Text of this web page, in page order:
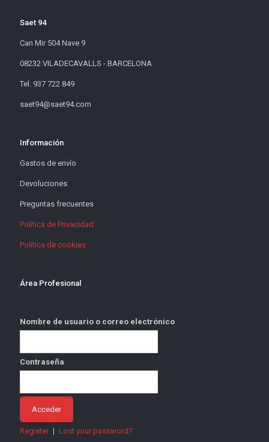
Saet 94
Can Mir 504 Nave 9
08232 VILADECAVALLS - BARCELONA
Tel. 937 722 849
saet94@saet94.com
Información
Gastos de envío
Devoluciones
Preguntas frecuentes
Política de Privacidad
Política de cookies
Área Profesional
Nombre de usuario o correo electrónico
Contraseña
Register | Lost your password?